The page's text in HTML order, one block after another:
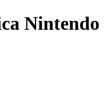
Nintendo